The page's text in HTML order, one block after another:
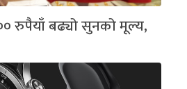
रुपैयाँ बढ्यो सुनको मूल्य,